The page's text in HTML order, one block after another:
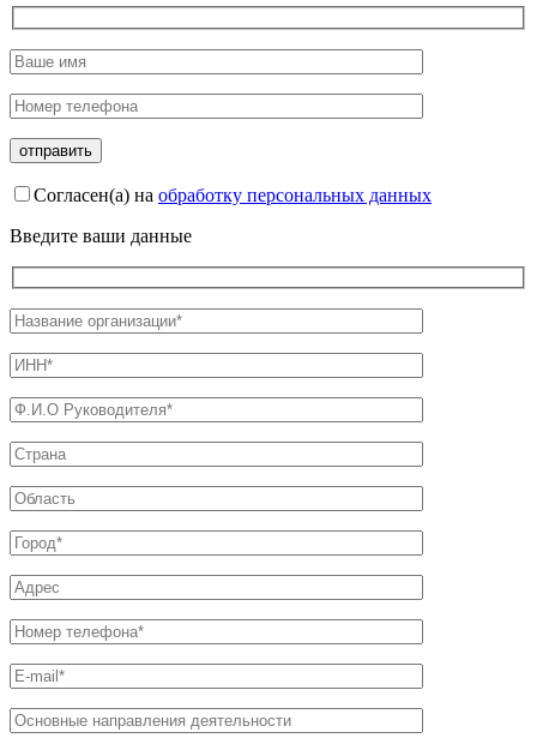
Согласен(а) на обработку персональных данных
Введите ваши данные